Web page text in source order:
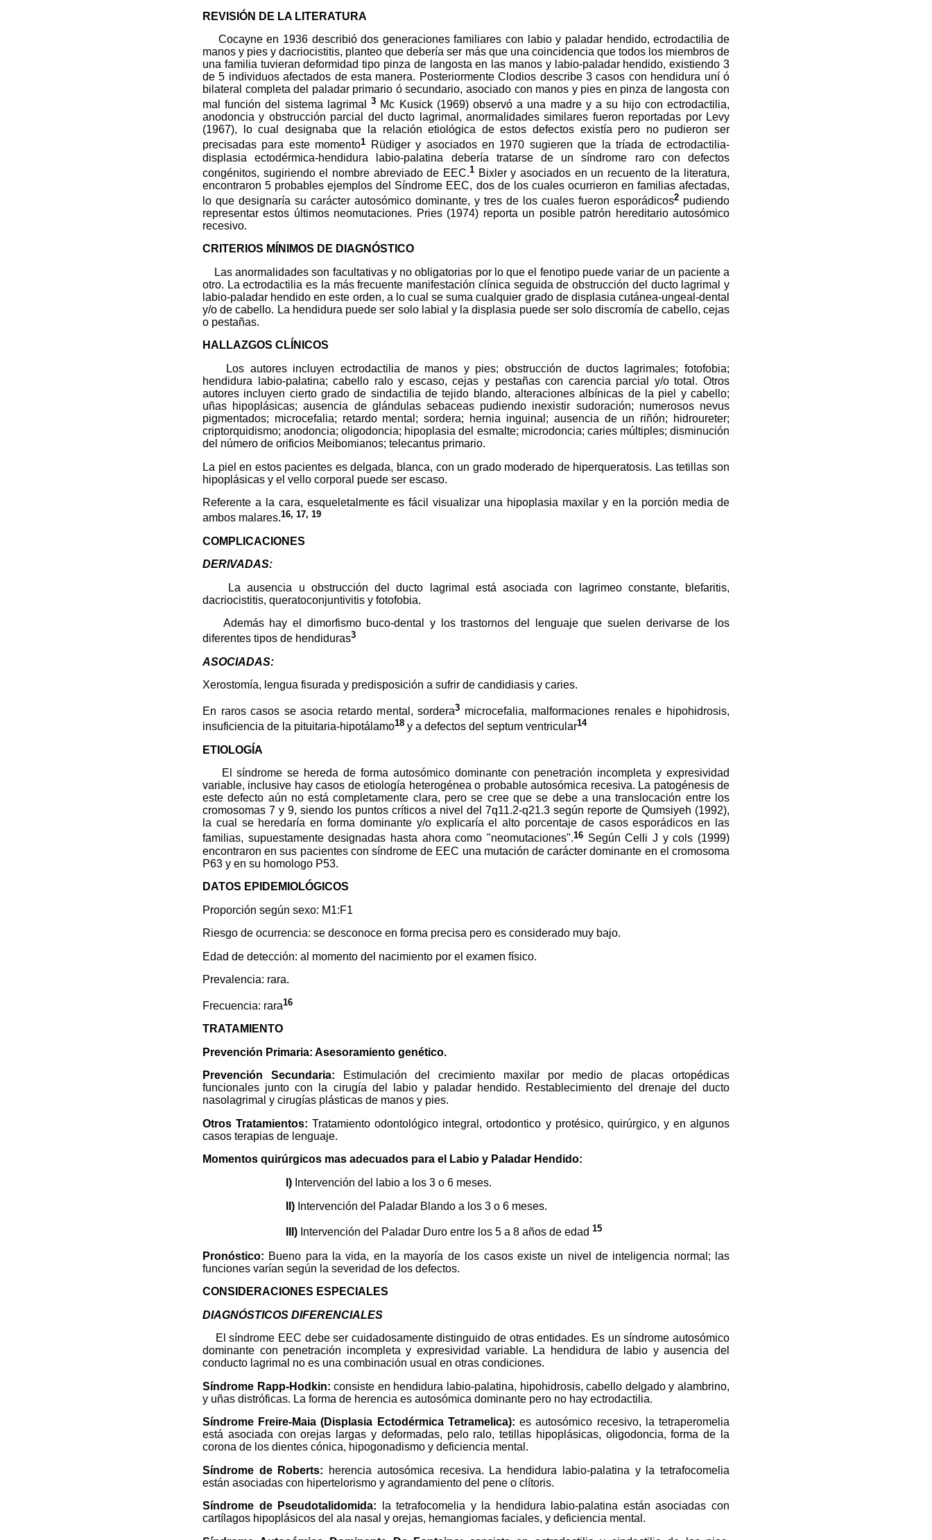
REVISIÓN DE LA LITERATURA
Cocayne en 1936 describió dos generaciones familiares con labio y paladar hendido, ectrodactilia de
manos y pies y dacriocistitis, planteo que debería ser más que una coincidencia que todos los miembros de
una familia tuvieran deformidad tipo pinza de langosta en las manos y labio-paladar hendido, existiendo 3
de 5 individuos afectados de esta manera. Posteriormente Clodios describe 3 casos con hendidura uní ó
bilateral completa del paladar primario ó secundario, asociado con manos y pies en pinza de langosta con
mal función del sistema lagrimal
3 Mc Kusick (1969) observó a una madre y a su hijo con ectrodactilia,
anodoncia y obstrucción parcial del ducto lagrimal, anormalidades similares fueron reportadas por Levy
(1967), lo cual designaba que la relación etiológica de estos defectos existía pero no pudieron ser
precisadas para este momento1 Rüdiger y asociados en 1970 sugieren que la tríada de ectrodactilia-
displasia ectodérmica-hendidura labio-palatina debería tratarse de un síndrome raro con defectos
congénitos, sugiriendo el nombre abreviado de EEC.1 Bixler y asociados en un recuento de la literatura,
encontraron 5 probables ejemplos del Síndrome EEC, dos de los cuales ocurrieron en familias afectadas,
lo que designaría su carácter autosómico dominante, y tres de los cuales fueron esporádicos2 pudiendo
representar estos últimos neomutaciones. Pries (1974) reporta un posible patrón hereditario autosómico
recesivo.
CRITERIOS MÍNIMOS DE DIAGNÓSTICO
Las anormalidades son facultativas y no obligatorias por lo que el fenotipo puede variar de un paciente a
otro. La ectrodactilia es la más frecuente manifestación clínica seguida de obstrucción del ducto lagrimal y
labio-paladar hendido en este orden, a lo cual se suma cualquier grado de displasia cutánea-ungeal-dental
y/o de cabello. La hendidura puede ser solo labial y la displasia puede ser solo discromía de cabello, cejas
o pestañas.
HALLAZGOS CLÍNICOS
Los autores incluyen ectrodactilia de manos y pies; obstrucción de ductos lagrimales; fotofobia;
hendidura labio-palatina; cabello ralo y escaso, cejas y pestañas con carencia parcial y/o total. Otros
autores incluyen cierto grado de sindactilia de tejido blando, alteraciones albínicas de la piel y cabello;
uñas hipoplásicas; ausencia de glándulas sebaceas pudiendo inexistir sudoración; numerosos nevus
pigmentados; microcefalia; retardo mental; sordera; hernia inguinal; ausencia de un riñón; hidroureter;
criptorquidismo; anodoncia; oligodoncia; hipoplasia del esmalte; microdoncia; caries múltiples; disminución
del número de orificios Meibomianos; telecantus primario.
La piel en estos pacientes es delgada, blanca, con un grado moderado de hiperqueratosis. Las tetillas son
hipoplásicas y el vello corporal puede ser escaso.
Referente a la cara, esqueletalmente es fácil visualizar una hipoplasia maxilar y en la porción media de
ambos malares.16, 17, 19
COMPLICACIONES
DERIVADAS:
La ausencia u obstrucción del ducto lagrimal está asociada con lagrimeo constante, blefaritis,
dacriocistitis, queratoconjuntivitis y fotofobia.
Además hay el dimorfismo buco-dental y los trastornos del lenguaje que suelen derivarse de los
diferentes tipos de hendiduras3
ASOCIADAS:
Xerostomía, lengua fisurada y predisposición a sufrir de candidiasis y caries.
En raros casos se asocia retardo mental, sordera3 microcefalia, malformaciones renales e hipohidrosis,
insuficiencia de la pituitaria-hipotálamo18 y a defectos del septum ventricular14
ETIOLOGÍA
El síndrome se hereda de forma autosómico dominante con penetración incompleta y expresividad
variable, inclusive hay casos de etiología heterogénea o probable autosómica recesiva. La patogénesis de
este defecto aún no está completamente clara, pero se cree que se debe a una translocación entre los
cromosomas 7 y 9, siendo los puntos críticos a nivel del 7q11.2-q21.3 según reporte de Qumsiyeh (1992),
la cual se heredaría en forma dominante y/o explicaría el alto porcentaje de casos esporádicos en las
familias, supuestamente designadas hasta ahora como "neomutaciones".16 Según Celli J y cols (1999)
encontraron en sus pacientes con síndrome de EEC una mutación de carácter dominante en el cromosoma
P63 y en su homologo P53.
DATOS EPIDEMIOLÓGICOS
Proporción según sexo: M1:F1
Riesgo de ocurrencia: se desconoce en forma precisa pero es considerado muy bajo.
Edad de detección: al momento del nacimiento por el examen físico.
Prevalencia: rara.
Frecuencia: rara16
TRATAMIENTO
Prevención Primaria: Asesoramiento genético.
Prevención Secundaria: Estimulación del crecimiento maxilar por medio de placas ortopédicas
funcionales junto con la cirugía del labio y paladar hendido. Restablecimiento del drenaje del ducto
nasolagrimal y cirugías plásticas de manos y pies.
Otros Tratamientos: Tratamiento odontológico integral, ortodontico y protésico, quirúrgico, y en algunos
casos terapias de lenguaje.
Momentos quirúrgicos mas adecuados para el Labio y Paladar Hendido:
I) Intervención del labio a los 3 o 6 meses.
II) Intervención del Paladar Blando a los 3 o 6 meses.
III) Intervención del Paladar Duro entre los 5 a 8 años de edad 15
Pronóstico: Bueno para la vida, en la mayoría de los casos existe un nivel de inteligencia normal; las
funciones varían según la severidad de los defectos.
CONSIDERACIONES ESPECIALES
DIAGNÓSTICOS DIFERENCIALES
El síndrome EEC debe ser cuidadosamente distinguido de otras entidades. Es un síndrome autosómico
dominante con penetración incompleta y expresividad variable. La hendidura de labio y ausencia del
conducto lagrimal no es una combinación usual en otras condiciones.
Síndrome Rapp-Hodkin: consiste en hendidura labio-palatina, hipohidrosis, cabello delgado y alambrino,
y uñas distróficas. La forma de herencia es autosómica dominante pero no hay ectrodactilia.
Síndrome Freire-Maia (Displasia Ectodérmica Tetramelica): es autosómico recesivo, la tetraperomelia
está asociada con orejas largas y deformadas, pelo ralo, tetillas hipoplásicas, oligodoncia, forma de la
corona de los dientes cónica, hipogonadismo y deficiencia mental.
Síndrome de Roberts: herencia autosómica recesiva. La hendidura labio-palatina y la tetrafocomelia
están asociadas con hipertelorismo y agrandamiento del pene o clítoris.
Síndrome de Pseudotalidomida: la tetrafocomelia y la hendidura labio-palatina están asociadas con
cartílagos hipoplásicos del ala nasal y orejas, hemangiomas faciales, y deficiencia mental.